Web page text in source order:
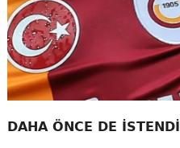
DAHA ÖNCE DE İSTENDİ